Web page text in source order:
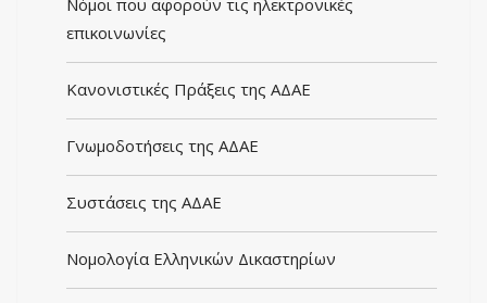
Νόμοι που αφορούν τις ηλεκτρονικές
επικοινωνίες
Κανονιστικές Πράξεις της ΑΔΑΕ
Γνωμοδοτήσεις της ΑΔΑΕ
Συστάσεις της ΑΔΑΕ
Νομολογία Ελληνικών Δικαστηρίων